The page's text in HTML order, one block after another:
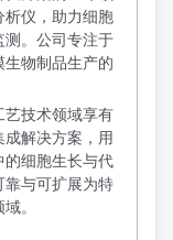
仪，助力细胞
。公司专注于
物制品生产的
技术领域享有
解决方案，用
细胞生长与代
与可扩展为特
。